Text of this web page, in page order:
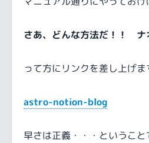
さあ、どんな方法だ！！ ナ
って方にリンクを差し上げま
astro-notion-blog
早さは正義・・・というこ